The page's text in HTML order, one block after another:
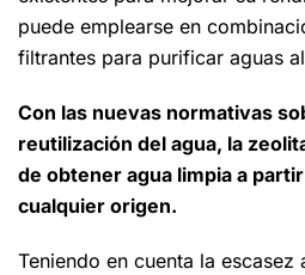
puede emplearse en
filtrantes para purificar aguas
Con las nuevas normativas
reutilización del agua, la
de obtener agua limpia a
cualquier origen.
Teniendo en cuenta la escasez